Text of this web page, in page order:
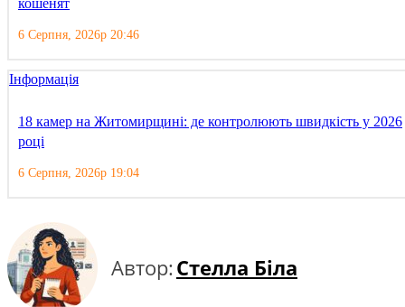
6 Серпня, 2026р 20:46
Інформація
18 камер на Житомирщині: де контролюють швидкість у 2026
році
6 Серпня, 2026р 19:04
Автор:Стелла Біла